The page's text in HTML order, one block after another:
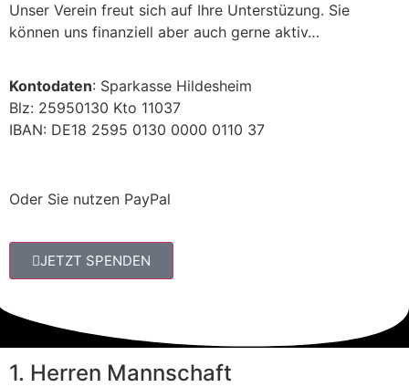
Unser Verein freut sich auf Ihre Unterstüzung. Sie
können uns finanziell aber auch gerne aktiv…
Kontodaten: Sparkasse Hildesheim
Blz: 25950130 Kto 11037
IBAN: DE18 2595 0130 0000 0110 37
Oder Sie nutzen PayPal
JETZT SPENDEN
1. Herren Mannschaft